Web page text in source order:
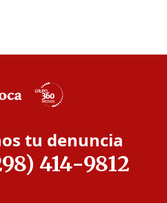
tu denuncia
414-9812